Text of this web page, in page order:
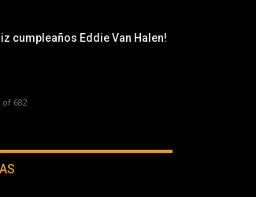
cumpleaños Eddie Van Halen!
of 682